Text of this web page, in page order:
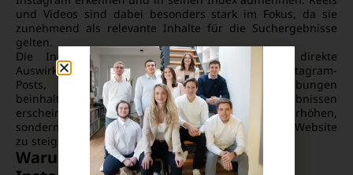
und Videos sind dabei besonders stark im Fokus, da sie
zunehmend als relevante Inhalte für die Suchergebnisse
gelten.
Die Indexierung von Instagram-Inhalten hat direkte
Auswirkungen auf dein SEO. Gut optimierte Instagram-
Posts, die relevante Hashtags und Beschreibungen
beinhalten, können nun in den Suchergebnissen
erscheinen. Dies hilft nicht nur, die Sichtbarkeit zu erhöhen,
sondern auch den Traffic auf dein Profil und deine Website
zu steigern.
Warum ist die Indexierung von